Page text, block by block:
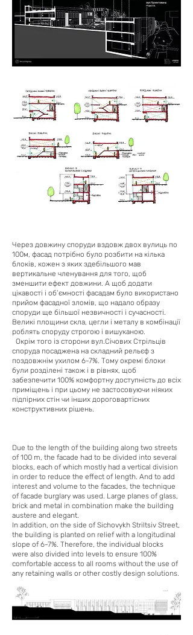
Через довжину споруди вздовж двох вулиць по
100м, фасад потрібно було розбити на кілька
блоків, кожен з яких здебільшого мав
вертикальне членування для того, щоб
зменшити ефект довжини. А щоб додати
цікавості і об’ємності фасадам було використано
прийом фасадної зломів, що надало образу
споруди ще більшої незвичності і сучасності.
Великі площини скла, цегли і металу в комбінації
роблять споруду строгою і вишуканою.
Окрім того із сторони вул.Січових Стрільців
споруда посаджена на складний рельєф з
поздовжнім ухилом 6-7%. Тому окремі блоки
були розділені також і в рівнях, щоб
забезпечити 100% комфортну доступність до всіх
приміщень і при цьому не застосовуючи ніяких
підпірних стін чи інших дороговартісних
конструктивних рішень.
Due to the length of the building along two streets
of 100 m, the facade had to be divided into several
blocks, each of which mostly had a vertical division
in order to reduce the effect of length. And to add
interest and volume to the facades, the technique
of facade burglary was used. Large planes of glass,
brick and metal in combination make the building
austere and elegant.
In addition, on the side of Sichovykh Striltsiv Street,
the building is planted on relief with a longitudinal
slope of 6-7%. Therefore, the individual blocks
were also divided into levels to ensure 100%
comfortable access to all rooms without the use of
any retaining walls or other costly design solutions.